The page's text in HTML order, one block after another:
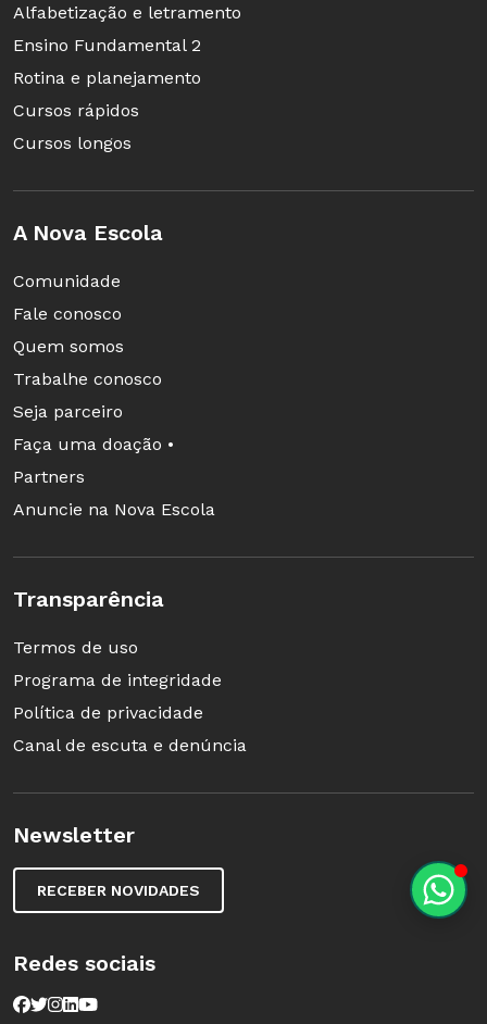
Alfabetização e letramento
Ensino Fundamental 2
Rotina e planejamento
Cursos rápidos
Cursos longos
A Nova Escola
Comunidade
Fale conosco
Quem somos
Trabalhe conosco
Seja parceiro
Faça uma doação •
Partners
Anuncie na Nova Escola
Transparência
Termos de uso
Programa de integridade
Política de privacidade
Canal de escuta e denúncia
Newsletter
RECEBER NOVIDADES
Redes sociais